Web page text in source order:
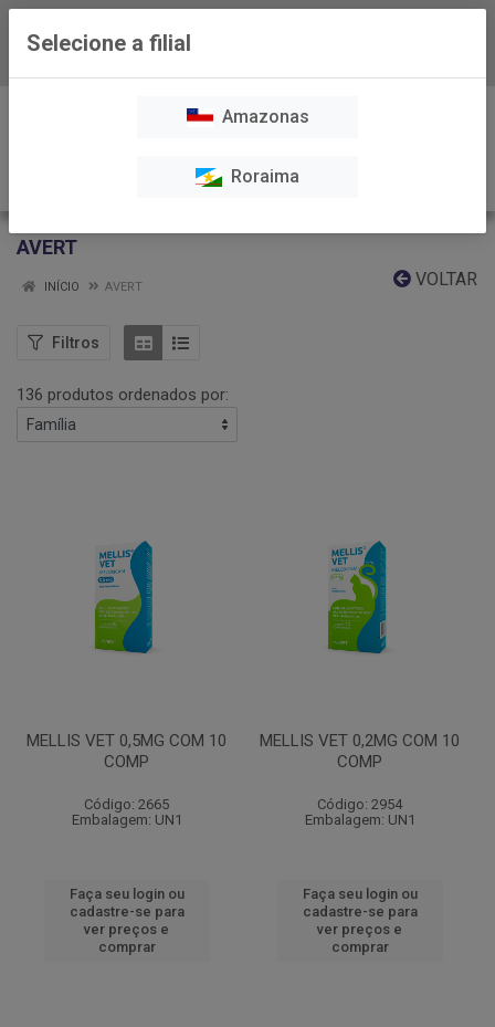
AVERT
VOLTAR
INÍCIO AVERT
Filtros
136 produtos ordenados por:
MELLIS VET 0,5MG COM 10
COMP
Código: 2665
Embalagem: UN1
Faça seu login ou
cadastre-se para
ver preços e
comprar
MELLIS VET 0,2MG COM 10
COMP
Código: 2954
Embalagem: UN1
Faça seu login ou
cadastre-se para
ver preços e
comprar
Selecione a filial
Amazonas
Roraima